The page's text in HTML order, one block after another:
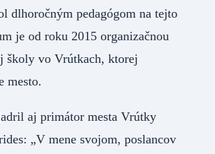
dlhoročným pedagógom na tejto
je od roku 2015 organizačnou
školy vo Vrútkach, ktorej
mesto.
aj primátor mesta Vrútky
„V mene svojom, poslancov